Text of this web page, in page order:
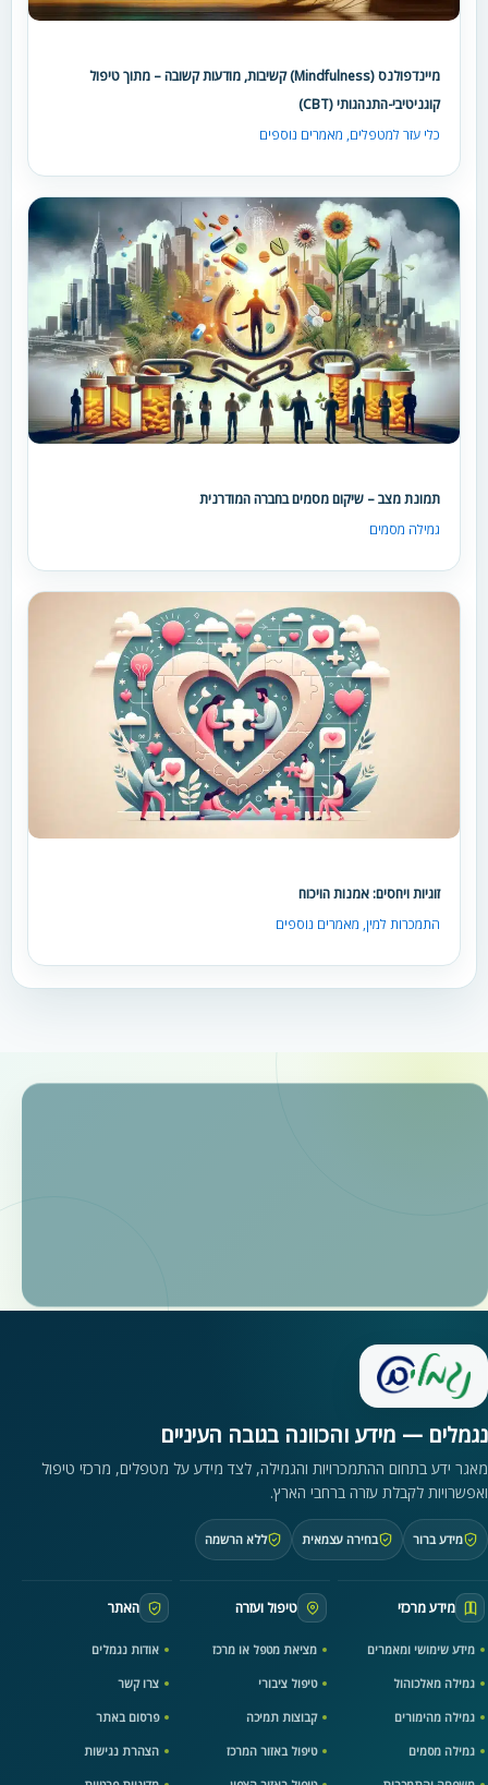
מיינדפולנס (Mindfulness) קשיבות, מודעות קשובה – מתוך טיפול
קוגניטיבי-התנהגותי (CBT)
כלי עזר למטפלים, מאמרים נוספים
תמונת מצב – שיקום מסמים בחברה המודרנית
גמילה מסמים
זוגיות ויחסים: אמנות הויכוח
התמכרות למין, מאמרים נוספים
נגמלים — מידע והכוונה בגובה העיניים
מאגר ידע בתחום ההתמכרויות והגמילה, לצד מידע על מטפלים, מרכזי טיפול
ואפשרויות לקבלת עזרה ברחבי הארץ.
מידע ברור בחירה עצמאית ללא הרשמה
מידע מרכזי
מידע שימושי ומאמרים
גמילה מאלכוהול
גמילה מהימורים
גמילה מסמים
טיפול ועזרה
מציאת מטפל או מרכז
טיפול ציבורי
קבוצות תמיכה
טיפול באזור המרכז
האתר
אודות נגמלים
צרו קשר
פרסום באתר
הצהרת נגישות